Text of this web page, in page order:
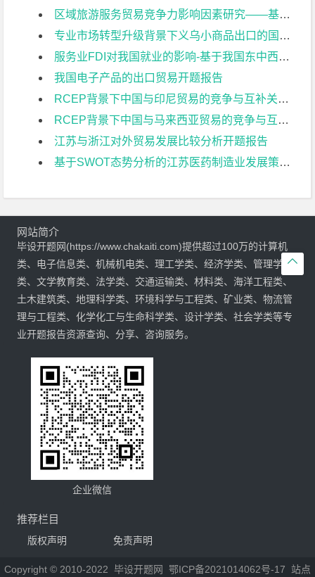
区域旅游服务贸易竞争力影响因素研究——基于八省面板数据分析开题报告
专业市场转型升级背景下义乌小商品出口的国际竞争力研究开题报告
服务业FDI对我国就业的影响-基于我国东中西三大地区的比较开题报告
我国电子产品的出口贸易开题报告
RCEP背景下中国与印尼贸易的竞争与互补关系分析开题报告
RCEP背景下中国与马来西亚贸易的竞争与互补关系分析开题报告
江苏与浙江对外贸易发展比较分析开题报告
基于SWOT态势分析的江苏医药制造业发展策略研究开题报告

网站简介
毕设开题网(https://www.chakaiti.com)提供超过100万的计算机
类、电子信息类、机械机电类、理工学类、经济学类、管理学
类、文学教育类、法学类、交通运输类、材料类、海洋工程类、
土木建筑类、地理科学类、环境科学与工程类、矿业类、物流管
理与工程类、化学化工与生命科学类、设计学类、社会学类等专
业开题报告资源查询、分享、咨询服务。
企业微信
推荐栏目
版权声明 免责声明
Copyright © 2010-2022 毕设开题网 鄂ICP备2021014062号-17 站点